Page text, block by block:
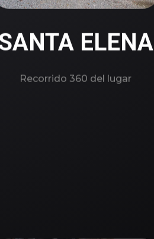
ELENA
Recorrido 360 del lugar